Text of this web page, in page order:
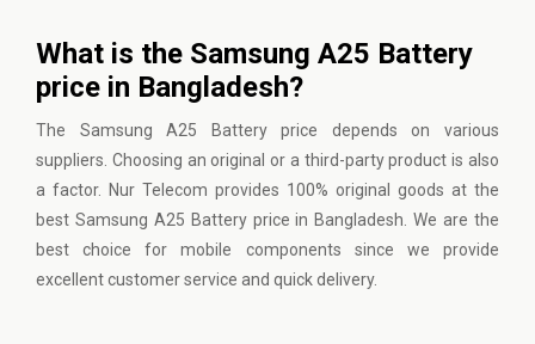
What is the Samsung A25 Battery
price in Bangladesh?
The Samsung A25 Battery price depends on various
suppliers. Choosing an original or a third-party product is also
a factor. Nur Telecom provides 100% original goods at the
best Samsung A25 Battery price in Bangladesh. We are the
best choice for mobile components since we provide
excellent customer service and quick delivery.